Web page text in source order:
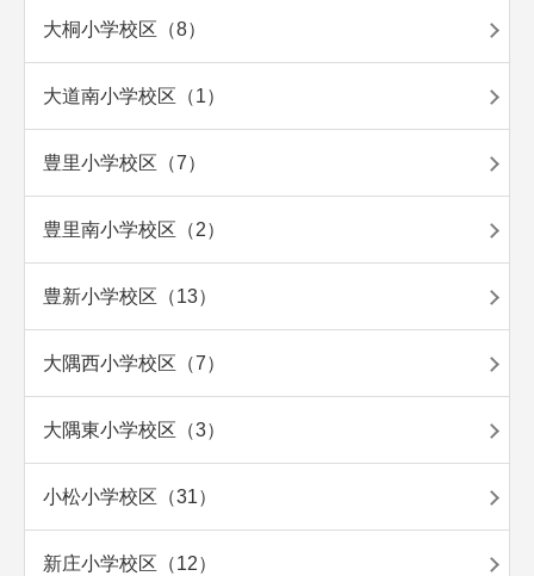
大桐小学校区（8）
大道南小学校区（1）
豊里小学校区（7）
豊里南小学校区（2）
豊新小学校区（13）
大隅西小学校区（7）
大隅東小学校区（3）
小松小学校区（31）
新庄小学校区（12）